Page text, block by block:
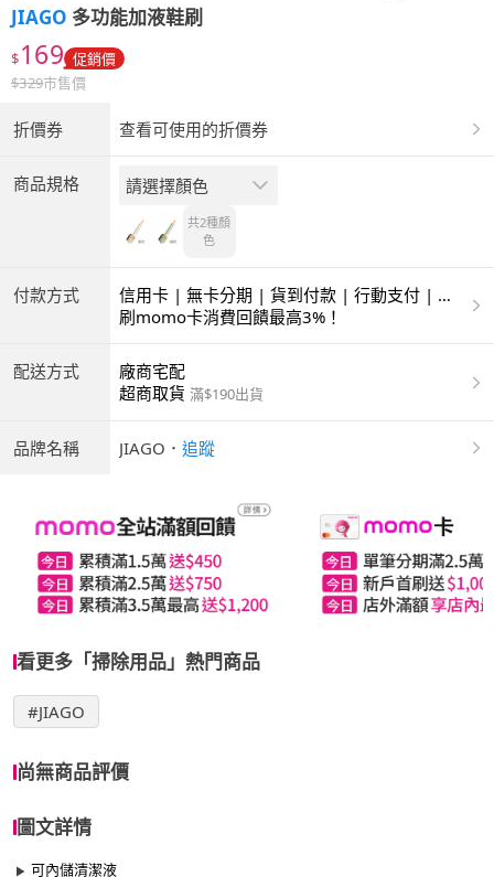
JIAGO 多功能加液鞋刷
$169 促銷價
$329市售價
折價券 查看可使用的折價券
商品規格 請選擇顏色
共2種顏
色
付款方式
信用卡 | 無卡分期 | 貨到付款 | 行動支付 | 超
商付款 | ATM | 銀聯卡
刷momo卡消費回饋最高3%！
配送方式
廠商宅配
超商取貨 滿$190出貨
品牌名稱 JIAGO ． 追蹤
看更多「掃除用品」熱門商品
#JIAGO
尚無商品評價
圖文詳情
可內儲清潔液